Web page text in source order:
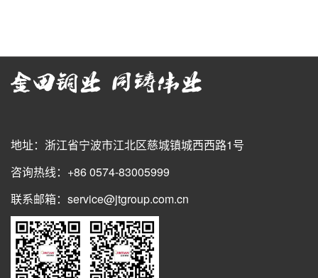
地址：浙江省宁波市江北区慈城镇城西西路1号
咨询热线：+86 0574-83005999
联系邮箱：service@jtgroup.com.cn